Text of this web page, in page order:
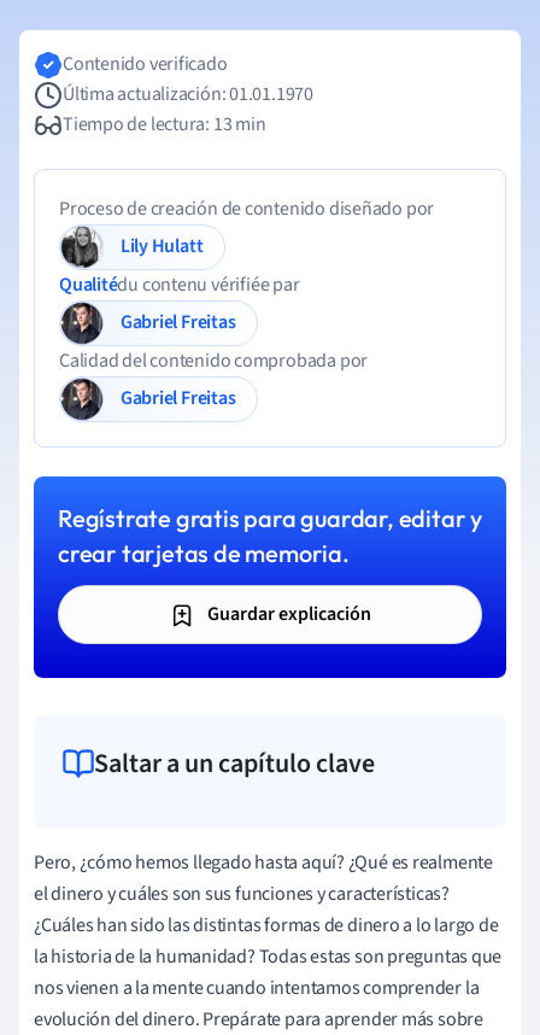
Contenido verificado
Última actualización: 01.01.1970
Tiempo de lectura: 13 min
Proceso de creación de contenido diseñado por
Lily Hulatt
Qualitédu contenu vérifiée par
Gabriel Freitas
Calidad del contenido comprobada por
Gabriel Freitas
Regístrate gratis para guardar, editar y
crear tarjetas de memoria.
Guardar explicación
Saltar a un capítulo clave
Pero, ¿cómo hemos llegado hasta aquí? ¿Qué es realmente
el dinero y cuáles son sus funciones y características?
¿Cuáles han sido las distintas formas de dinero a lo largo de
la historia de la humanidad? Todas estas son preguntas que
nos vienen a la mente cuando intentamos comprender la
evolución del dinero. Prepárate para aprender más sobre